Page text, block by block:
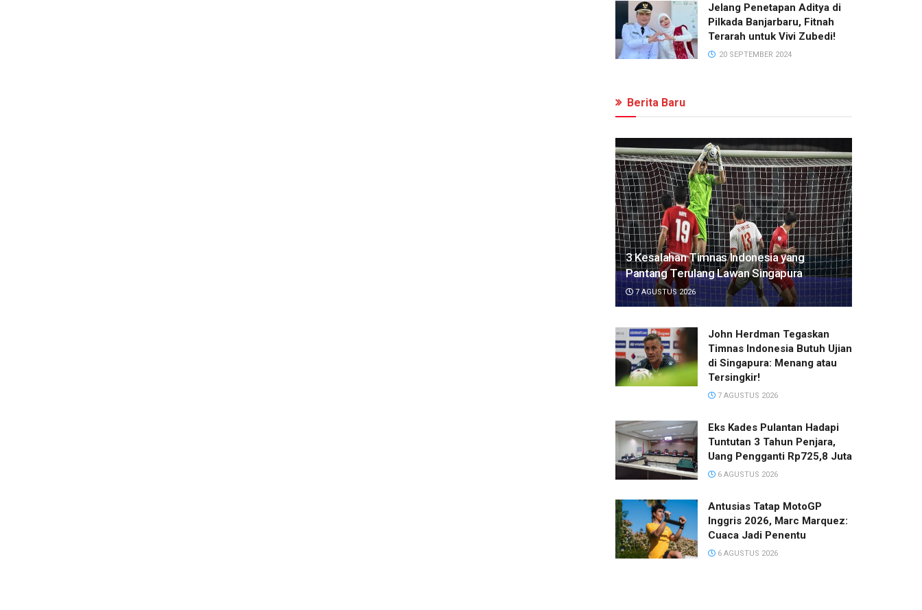
Jelang Penetapan Aditya di
Pilkada Banjarbaru, Fitnah
Terarah untuk Vivi Zubedi!
20 SEPTEMBER 2024
Berita Baru
3 Kesalahan Timnas Indonesia yang
Pantang Terulang Lawan Singapura
7 AGUSTUS 2026
John Herdman Tegaskan
Timnas Indonesia Butuh Ujian
di Singapura: Menang atau
Tersingkir!
7 AGUSTUS 2026
Eks Kades Pulantan Hadapi
Tuntutan 3 Tahun Penjara,
Uang Pengganti Rp725,8 Juta
6 AGUSTUS 2026
Antusias Tatap MotoGP
Inggris 2026, Marc Marquez:
Cuaca Jadi Penentu
6 AGUSTUS 2026